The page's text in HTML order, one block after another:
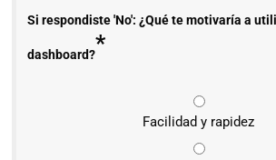
Si respondiste 'No': ¿Qué te motivaría a
dashboard?*
Facilidad y rapidez